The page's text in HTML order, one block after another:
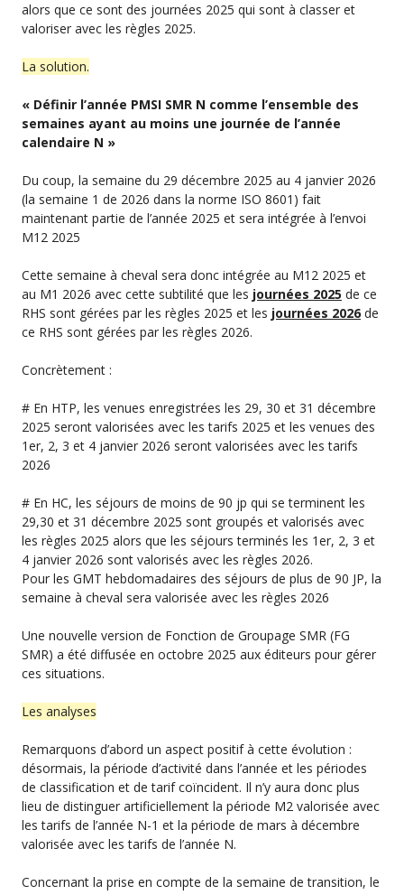
alors que ce sont des journées 2025 qui sont à classer et
valoriser avec les règles 2025.
La solution.
« Définir l’année PMSI SMR N comme l’ensemble des
semaines ayant au moins une journée de l’année
calendaire N »
Du coup, la semaine du 29 décembre 2025 au 4 janvier 2026
(la semaine 1 de 2026 dans la norme ISO 8601) fait
maintenant partie de l’année 2025 et sera intégrée à l’envoi
M12 2025
Cette semaine à cheval sera donc intégrée au M12 2025 et
au M1 2026 avec cette subtilité que les journées 2025 de ce
RHS sont gérées par les règles 2025 et les journées 2026 de
ce RHS sont gérées par les règles 2026.
Concrètement :
# En HTP, les venues enregistrées les 29, 30 et 31 décembre
2025 seront valorisées avec les tarifs 2025 et les venues des
1er, 2, 3 et 4 janvier 2026 seront valorisées avec les tarifs
2026
# En HC, les séjours de moins de 90 jp qui se terminent les
29,30 et 31 décembre 2025 sont groupés et valorisés avec
les règles 2025 alors que les séjours terminés les 1er, 2, 3 et
4 janvier 2026 sont valorisés avec les règles 2026.
Pour les GMT hebdomadaires des séjours de plus de 90 JP, la
semaine à cheval sera valorisée avec les règles 2026
Une nouvelle version de Fonction de Groupage SMR (FG
SMR) a été diffusée en octobre 2025 aux éditeurs pour gérer
ces situations.
Les analyses
Remarquons d’abord un aspect positif à cette évolution :
désormais, la période d’activité dans l’année et les périodes
de classification et de tarif coïncident. Il n’y aura donc plus
lieu de distinguer artificiellement la période M2 valorisée avec
les tarifs de l’année N-1 et la période de mars à décembre
valorisée avec les tarifs de l’année N.
Concernant la prise en compte de la semaine de transition, le